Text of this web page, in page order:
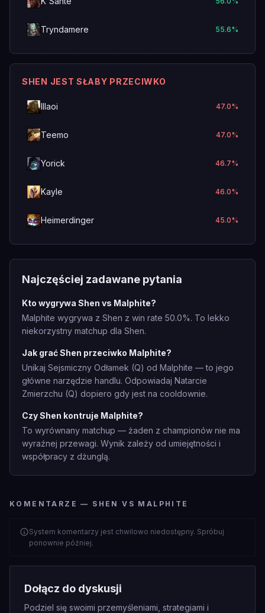
Tryndamere 55.6%
SHEN JEST SŁABY PRZECIWKO
Illaoi 47.0%
Teemo 47.0%
Yorick 46.7%
Kayle 46.0%
Heimerdinger 45.0%
Najczęściej zadawane pytania
Kto wygrywa Shen vs Malphite?
Malphite wygrywa z Shen z win rate 50.0%. To lekko
niekorzystny matchup dla Shen.
Jak grać Shen przeciwko Malphite?
Unikaj Sejsmiczny Odłamek (Q) od Malphite — to jego
główne narzędzie handlu. Odpowiadaj Natarcie
Zmierzchu (Q) dopiero gdy jest na cooldownie.
Czy Shen kontruje Malphite?
To wyrównany matchup — żaden z championów nie ma
wyraźnej przewagi. Wynik zależy od umiejętności i
współpracy z dżunglą.
KOMENTARZE — SHEN VS MALPHITE
System komentarzy jest chwilowo niedostępny. Spróbuj
ponownie później.
Dołącz do dyskusji
Podziel się swoimi przemyśleniami, strategiami i